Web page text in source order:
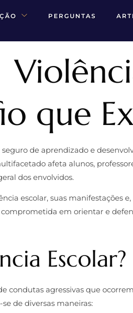
PERGUNTAS
que
de aprendizado e
afeta alunos,
dos envolvidos.
escolar, suas manifestações
comprometida em orientar e
Escolar?
condutas agressivas que
de diversas maneiras: